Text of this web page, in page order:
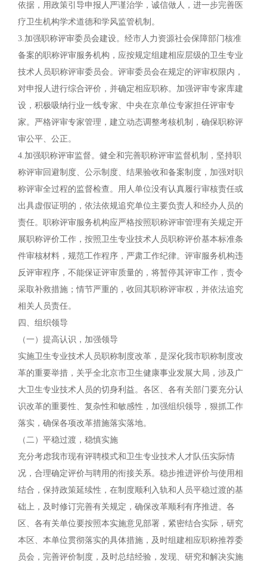
依据，用政策引导申报人严谨治学，诚信做人，进一步完善医
疗卫生机构学术道德和学风监管机制。
3.加强职称评审委员会建设。经市人力资源社会保障部门核准
备案的职称评审服务机构，应按规定组建相应层级的卫生专业
技术人员职称评审委员会。评审委员会在规定的评审权限内，
对申报人进行综合评价，并确定相应职称。加强评审专家库建
设，积极吸纳行业一线专家、中央在京单位专家担任评审专
家。严格评审专家管理，建立动态调整考核机制，确保职称评
审公平、公正。
4.加强职称评审监督。健全和完善职称评审监督机制，坚持职
称评审回避制度、公示制度、结果验收和备案制度，加强对职
称评审全过程的监督检查。用人单位没有认真履行审核责任或
出具虚假证明的，依法依规追究单位主要负责人和经办人员的
责任。职称评审服务机构应严格按照职称评审管理有关规定开
展职称评价工作，按照卫生专业技术人员职称评价基本标准条
件审核材料，规范工作程序，严肃工作纪律。评审服务机构违
反评审程序，不能保证评审质量的，将暂停其评审工作，责令
采取补救措施；情节严重的，收回其职称评审权，并依法追究
相关人员责任。
四、组织领导
（一）提高认识，加强领导
实施卫生专业技术人员职称制度改革，是深化我市职称制度改
革的重要举措，关乎全北京市卫生健康事业发展大局，涉及广
大卫生专业技术人员的切身利益。各区、各有关部门要充分认
识改革的重要性、复杂性和敏感性，加强组织领导，狠抓工作
落实，确保各项改革措施落实落地。
（二）平稳过渡，稳慎实施
充分考虑我市现有评聘模式和卫生专业技术人才队伍实际情
况，合理确定评价与聘用的衔接关系。稳步推进评价与使用相
结合，保持政策延续性，在制度顺利入轨和人员平稳过渡的基
础上，及时修订完善有关规定，确保改革顺利有序推进。各
区、各有关单位要按照本实施意见部署，紧密结合实际，研究
本区、本单位贯彻落实的具体措施，及时组建相应职称推荐委
员会，完善评价制度，及时总结经验，发现、研究和解决实施